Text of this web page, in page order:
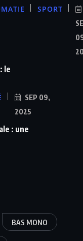
SPORT
le
SEP 09,
2025
: une
BAS MONO